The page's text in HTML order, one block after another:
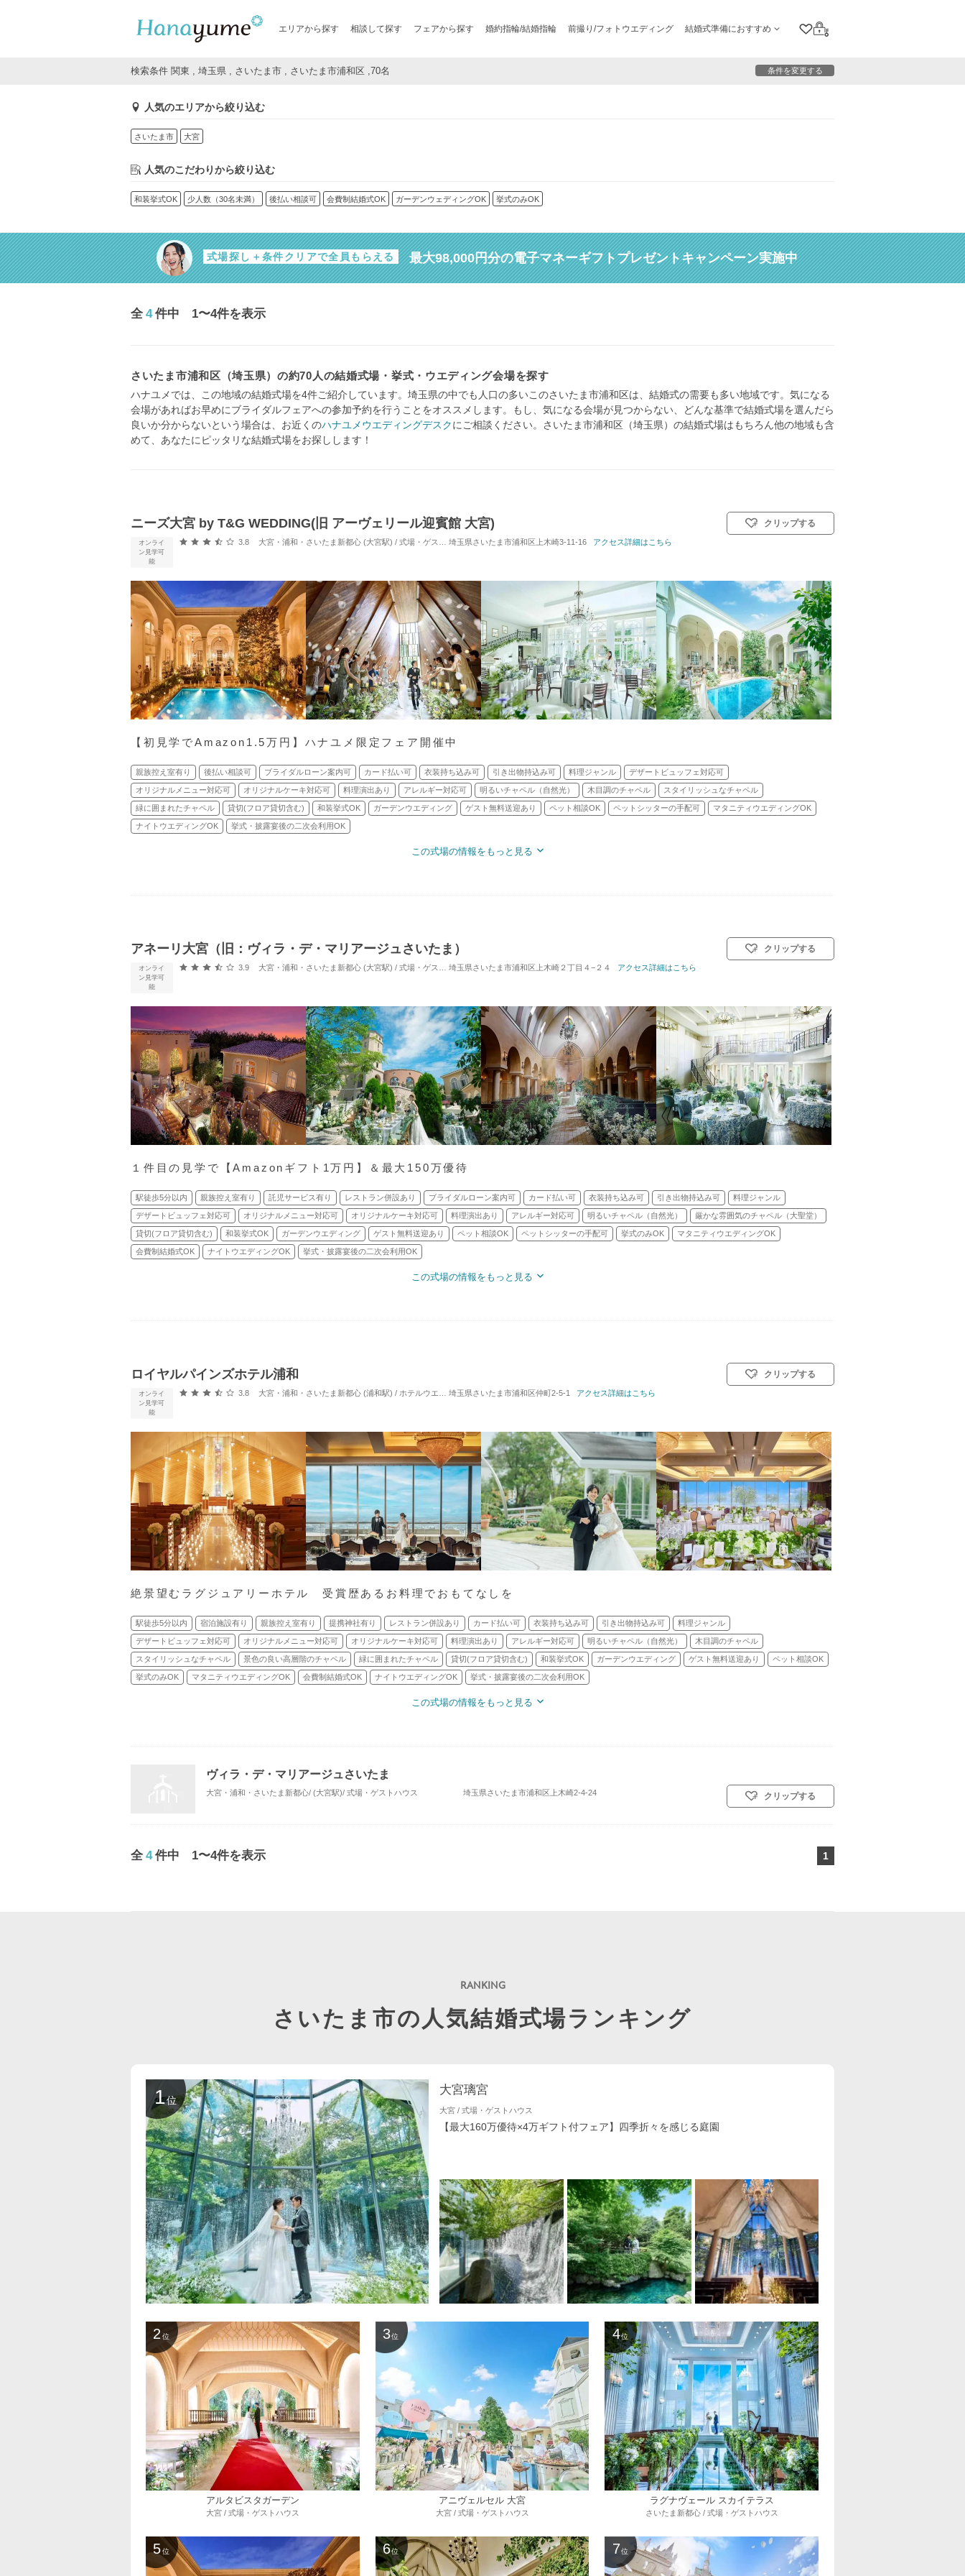
エリアから探す 相談して探す フェアから探す 婚約指輪/結婚指輪 前撮り/フォトウエディング 結婚式準備におすすめ
クリップリスト
ログイン
検索条件 関東 , 埼玉県 , さいたま市 , さいたま市浦和区 ,70名 条件を変更する
人気のエリアから絞り込む
さいたま市 大宮
人気のこだわりから絞り込む
和装挙式OK 少人数（30名未満） 後払い相談可 会費制結婚式OK ガーデンウェディングOK 挙式のみOK
式場探し＋条件クリアで全員もらえる 最大98,000円分の電子マネーギフトプレゼントキャンペーン実施中
全 4 件中 1〜4件を表示
さいたま市浦和区（埼玉県）の約70人の結婚式場・挙式・ウエディング会場を探す
ハナユメでは、この地域の結婚式場を4件ご紹介しています。埼玉県の中でも人口の多いこのさいたま市浦和区は、結婚式の需要も多い地域です。気になる
会場があればお早めにブライダルフェアへの参加予約を行うことをオススメします。もし、気になる会場が見つからない、どんな基準で結婚式場を選んだら
良いか分からないという場合は、お近くのハナユメウエディングデスクにご相談ください。さいたま市浦和区（埼玉県）の結婚式場はもちろん他の地域も含
めて、あなたにピッタリな結婚式場をお探しします！
ニーズ大宮 by T&G WEDDING(旧 アーヴェリール迎賓館 大宮)
オンライ
ン見学可
能
口コミ評価
3.8 大宮・浦和・さいたま新都心 (大宮駅) / 式場・ゲストハウス 対応人数: 着席：10名 ～ 130名 挙式スタイル: 教会式(キリスト教式)／神前式／人前式／仏前式／和装人前式
埼玉県さいたま市浦和区上木崎3-11-16 アクセス詳細はこちら
クリップする
【初見学でAmazon1.5万円】ハナユメ限定フェア開催中
親族控え室有り 後払い相談可 ブライダルローン案内可 カード払い可 衣装持ち込み可 引き出物持込み可 料理ジャンル デザートビュッフェ対応可
オリジナルメニュー対応可 オリジナルケーキ対応可 料理演出あり アレルギー対応可 明るいチャペル（自然光） 木目調のチャペル スタイリッシュなチャペル
緑に囲まれたチャペル 貸切(フロア貸切含む) 和装挙式OK ガーデンウエディング ゲスト無料送迎あり ペット相談OK ペットシッターの手配可 マタニティウエディングOK
ナイトウエディングOK 挙式・披露宴後の二次会利用OK
この式場の情報をもっと見る
アネーリ大宮（旧：ヴィラ・デ・マリアージュさいたま）
オンライ
ン見学可
能
口コミ評価
3.9 大宮・浦和・さいたま新都心 (大宮駅) / 式場・ゲストハウス 対応人数: 着席：30名 ～ 130名 挙式スタイル: 教会式(キリスト教式)／人前式／和装人前式
埼玉県さいたま市浦和区上木崎２丁目４−２４ アクセス詳細はこちら
クリップする
１件目の見学で【Amazonギフト1万円】＆最大150万優待
駅徒歩5分以内 親族控え室有り 託児サービス有り レストラン併設あり ブライダルローン案内可 カード払い可 衣装持ち込み可 引き出物持込み可 料理ジャンル
デザートビュッフェ対応可 オリジナルメニュー対応可 オリジナルケーキ対応可 料理演出あり アレルギー対応可 明るいチャペル（自然光） 厳かな雰囲気のチャペル（大聖堂）
貸切(フロア貸切含む) 和装挙式OK ガーデンウエディング ゲスト無料送迎あり ペット相談OK ペットシッターの手配可 挙式のみOK マタニティウエディングOK
会費制結婚式OK ナイトウエディングOK 挙式・披露宴後の二次会利用OK
この式場の情報をもっと見る
ロイヤルパインズホテル浦和
オンライ
ン見学可
能
口コミ評価
3.8 大宮・浦和・さいたま新都心 (浦和駅) / ホテルウエディング 対応人数: 着席：2名 ～ 500名 挙式スタイル: 教会式(キリスト教式)／神前式／人前式／和装人前式
埼玉県さいたま市浦和区仲町2-5-1 アクセス詳細はこちら
クリップする
絶景望むラグジュアリーホテル 受賞歴あるお料理でおもてなしを
駅徒歩5分以内 宿泊施設有り 親族控え室有り 提携神社有り レストラン併設あり カード払い可 衣装持ち込み可 引き出物持込み可 料理ジャンル
デザートビュッフェ対応可 オリジナルメニュー対応可 オリジナルケーキ対応可 料理演出あり アレルギー対応可 明るいチャペル（自然光） 木目調のチャペル
スタイリッシュなチャペル 景色の良い高層階のチャペル 緑に囲まれたチャペル 貸切(フロア貸切含む) 和装挙式OK ガーデンウエディング ゲスト無料送迎あり ペット相談OK
挙式のみOK マタニティウエディングOK 会費制結婚式OK ナイトウエディングOK 挙式・披露宴後の二次会利用OK
この式場の情報をもっと見る
ヴィラ・デ・マリアージュさいたま
大宮・浦和・さいたま新都心/ (大宮駅)/ 式場・ゲストハウス 埼玉県さいたま市浦和区上木崎2-4-24 クリップする
全 4 件中 1〜4件を表示
1
さいたま市の人気結婚式場ランキング
1位
大宮璃宮
大宮 / 式場・ゲストハウス
【最大160万優待×4万ギフト付フェア】四季折々を感じる庭園
2 位
アルタビスタガーデン
大宮 / 式場・ゲストハウス
3 位
アニヴェルセル 大宮
大宮 / 式場・ゲストハウス
4 位
ラグナヴェール スカイテラス
さいたま新都心 / 式場・ゲストハウス
5 位 6 位 7 位